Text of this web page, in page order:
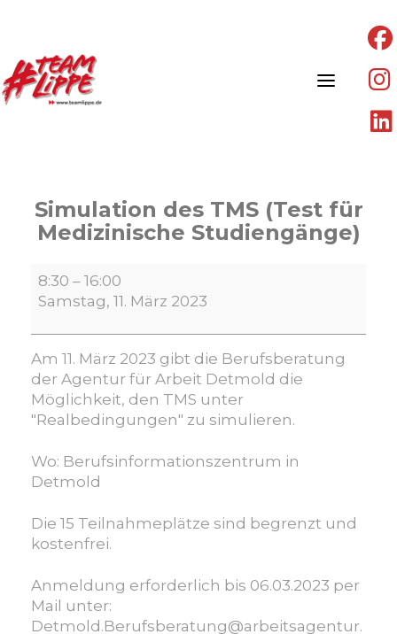
Simulation des TMS (Test für
Medizinische Studiengänge)
Simulation
des
(Test
für
Medizinische
Studiengänge)
8:30 – 16:00
Samstag, 11. März 2023
Am 11. März 2023 gibt die Berufsberatung
der Agentur für Arbeit Detmold die
Möglichkeit, den TMS unter
"Realbedingungen" zu simulieren.
Wo: Berufsinformationszentrum in
Detmold
Die 15 Teilnahmeplätze sind begrenzt und
kostenfrei.
Anmeldung erforderlich bis 06.03.2023 per
Mail unter:
Detmold.Berufsberatung@arbeitsagentur.